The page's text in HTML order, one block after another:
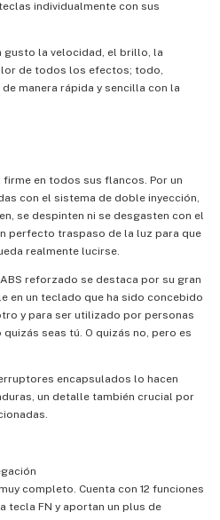
individualmente con sus
gusto la velocidad, el brillo, la
de todos los efectos; todo,
manera rápida y sencilla con la
en todos sus flancos. Por un
con el sistema de doble inyección,
se despinten ni se desgasten con el
perfecto traspaso de la luz para que
realmente lucirse.
reforzado se destaca por su gran
en un teclado que ha sido concebido
y para ser utilizado por personas
seas tú. O quizás no, pero es
encapsulados lo hacen
un detalle también crucial por
completo. Cuenta con 12 funciones
tecla FN y aportan un plus de